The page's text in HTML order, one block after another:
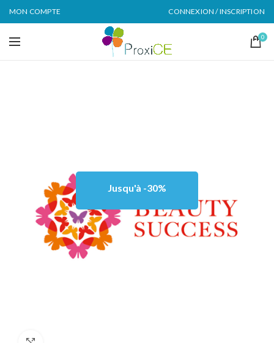
MON COMPTE CONNEXION / INSCRIPTION
0
Jusqu'à -30%